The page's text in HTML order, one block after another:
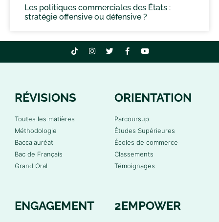
Les politiques commerciales des États :
stratégie offensive ou défensive ?
RÉVISIONS
Toutes les matières
Méthodologie
Baccalauréat
Bac de Français
Grand Oral
ORIENTATION
Parcoursup
Études Supérieures
Écoles de commerce
Classements
Témoignages
ENGAGEMENT 2EMPOWER